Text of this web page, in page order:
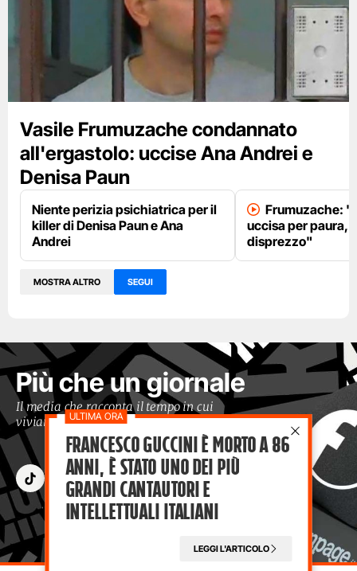
Vasile Frumuzache condannato
all'ergastolo: uccise Ana Andrei e
Denisa Paun
Niente perizia psichiatrica per il
killer di Denisa Paun e Ana
Andrei
Frumuzache:
uccisa per paura,
disprezzo"
MOSTRA ALTRO SEGUI
Più che un giornale
Il media che racconta il tempo in cui
viviamo con occhi moderni
Francesco Guccini è morto a 86
anni, è stato uno dei più
grandi cantautori e
intellettuali italiani
LEGGI L'ARTICOLO